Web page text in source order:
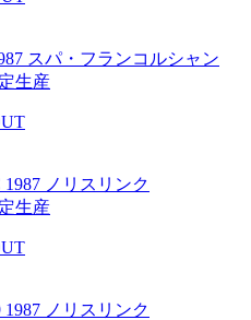
スパ・フランコルシャン
生産
ノリスリンク
生産
ノリスリンク